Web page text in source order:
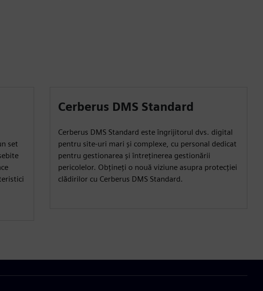
set
Cerberus DMS Standard
Cerberus DMS Standard este îngrijitorul dvs. digital
pentru site-uri mari și complexe, cu personal dedicat
pentru gestionarea și întreținerea gestionării
pericolelor. Obțineți o nouă viziune asupra protecției
clădirilor cu Cerberus DMS Standard.